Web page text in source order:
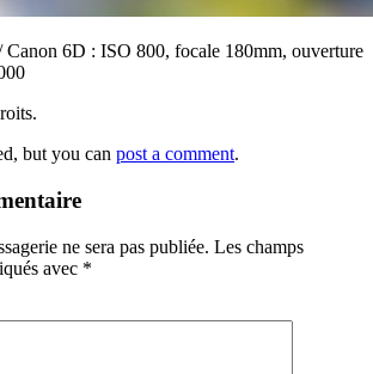
Canon 6D : ISO 800, focale 180mm, ouverture
but you can post a comment.
ne sera pas publiée. Les champs
avec *